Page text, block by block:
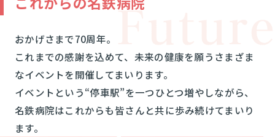
おかげさまで70周年。
これまでの感謝を込めて、未来の健康を願うさまざま
なイベントを開催してまいります。
イベントという“停車駅”を一つひとつ増やしながら、
名鉄病院はこれからも皆さんと共に歩み続けてまいり
ます。